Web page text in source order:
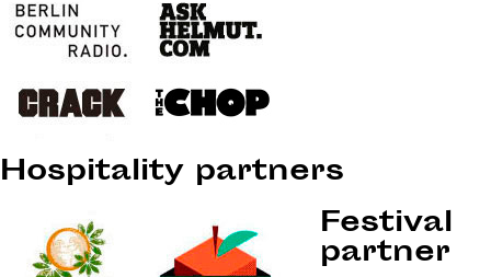
Hospitality partners
Festival
partner